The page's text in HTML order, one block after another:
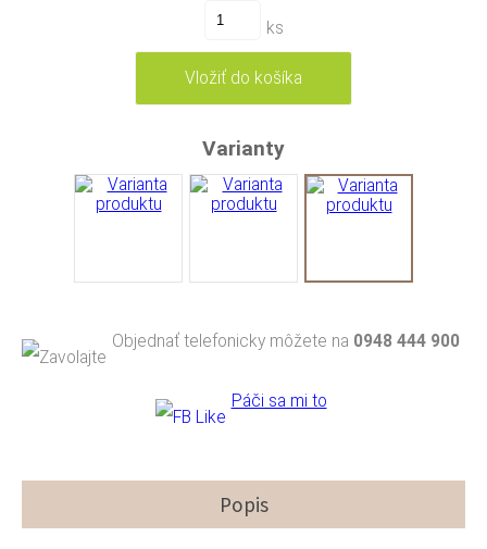
ks
Varianty
Objednať telefonicky môžete na 0948 444 900
Páči sa mi to
Popis